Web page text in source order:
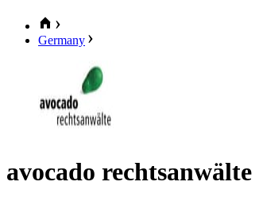
Germany
avocado rechtsanwälte